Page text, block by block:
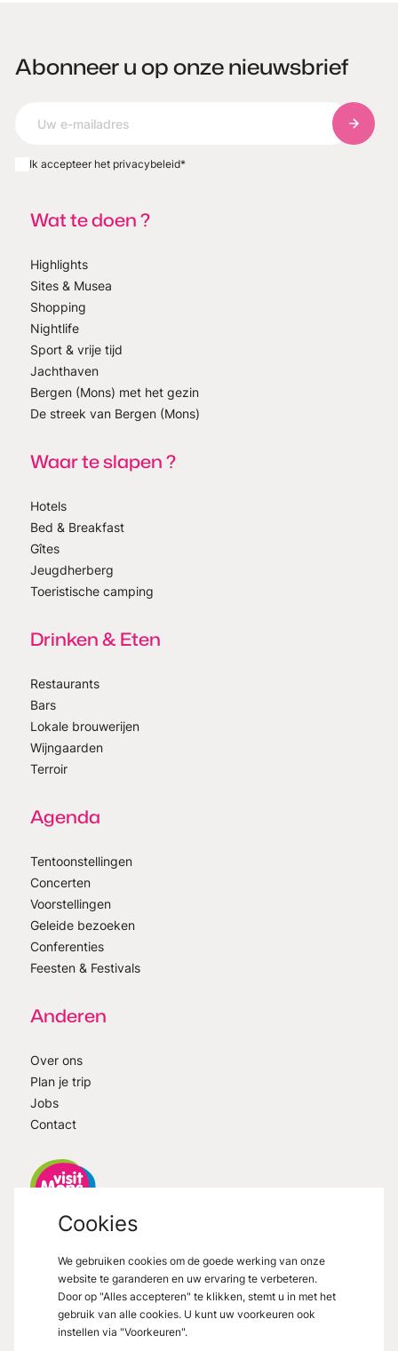
Abonneer u op onze nieuwsbrief
Ik accepteer het privacybeleid*
Wat te doen ?
Highlights
Sites & Musea
Shopping
Nightlife
Sport & vrije tijd
Jachthaven
Bergen (Mons) met het gezin
De streek van Bergen (Mons)
Waar te slapen ?
Hotels
Bed & Breakfast
Gîtes
Jeugdherberg
Toeristische camping
Drinken & Eten
Restaurants
Bars
Lokale brouwerijen
Wijngaarden
Terroir
Agenda
Tentoonstellingen
Concerten
Voorstellingen
Geleide bezoeken
Conferenties
Feesten & Festivals
Anderen
Over ons
Plan je trip
Jobs
Contact
Grand Place 27, 7000 Mons
Cookies
We gebruiken cookies om de goede werking van onze
website te garanderen en uw ervaring te verbeteren.
Door op "Alles accepteren" te klikken, stemt u in met het
gebruik van alle cookies. U kunt uw voorkeuren ook
instellen via "Voorkeuren".